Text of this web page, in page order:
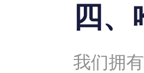
四
我们拥